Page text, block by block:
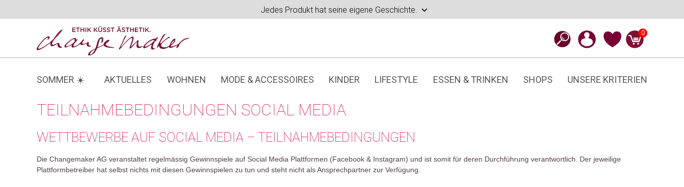
Jedes Produkt hat seine eigene Geschichte.
0
SOMMER ☀️ AKTUELLES WOHNEN MODE & ACCESSOIRES KINDER LIFESTYLE ESSEN & TRINKEN SHOPS UNSERE KRITERIEN
TEILNAHMEBEDINGUNGEN SOCIAL MEDIA
WETTBEWERBE AUF SOCIAL MEDIA – TEILNAHMEBEDINGUNGEN
Die Changemaker AG veranstaltet regelmässig Gewinnspiele auf Social Media Plattformen (Facebook & Instagram) und ist somit für deren Durchführung verantwortlich. Der jeweilige
Plattformbetreiber hat selbst nichts mit diesen Gewinnspielen zu tun und steht nicht als Ansprechpartner zur Verfügung.